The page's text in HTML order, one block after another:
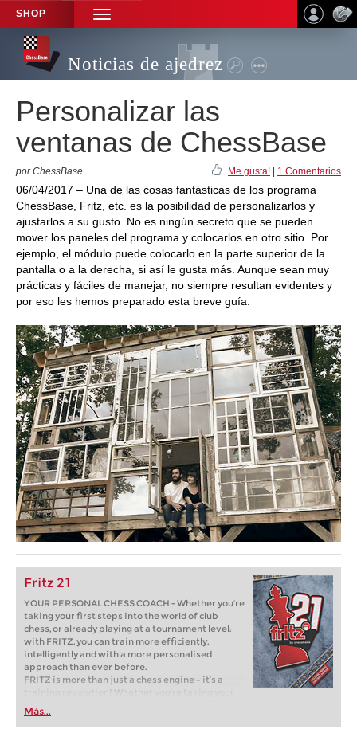
SHOP
TOGGLE
NAVIGATION
Noticias de ajedrez
Personalizar las
ventanas de ChessBase
por ChessBase Me gusta! 1 Comentarios
06/04/2017 – Una de las cosas fantásticas de los programa
ChessBase, Fritz, etc. es la posibilidad de personalizarlos y
ajustarlos a su gusto. No es ningún secreto que se pueden
mover los paneles del programa y colocarlos en otro sitio. Por
ejemplo, el módulo puede colocarlo en la parte superior de la
pantalla o a la derecha, si así le gusta más. Aunque sean muy
prácticas y fáciles de manejar, no siempre resultan evidentes y
por eso les hemos preparado esta breve guía.
Fritz 21
YOUR PERSONAL CHESS COACH - Whether you’re
taking your first steps into the world of club
chess, or already playing at a tournament level:
with FRITZ, you can train more efficiently,
intelligently and with a more personalised
approach than ever before.
FRITZ is more than just a chess engine – it’s a
training revolution! Whether you’re taking your
first steps into the world of club chess, or already
playing at a tournament level: with FRITZ, you can
train more efficiently, intelligently and with a
Más...